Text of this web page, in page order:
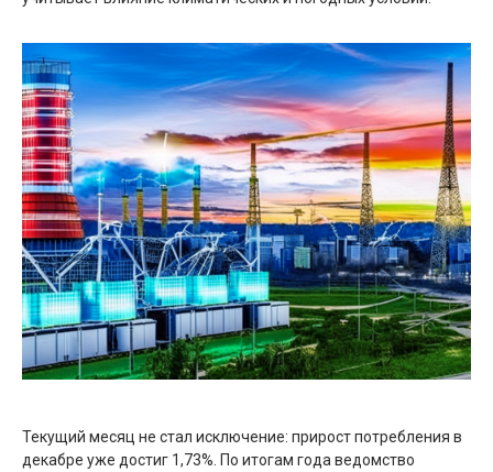
Текущий месяц не стал исключение: прирост потребления в
декабре уже достиг 1,73%. По итогам года ведомство